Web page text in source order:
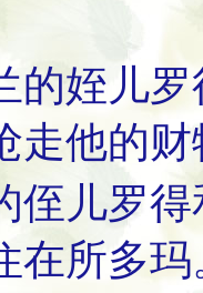
的姪儿
走他的财
侄儿罗
在所多玛